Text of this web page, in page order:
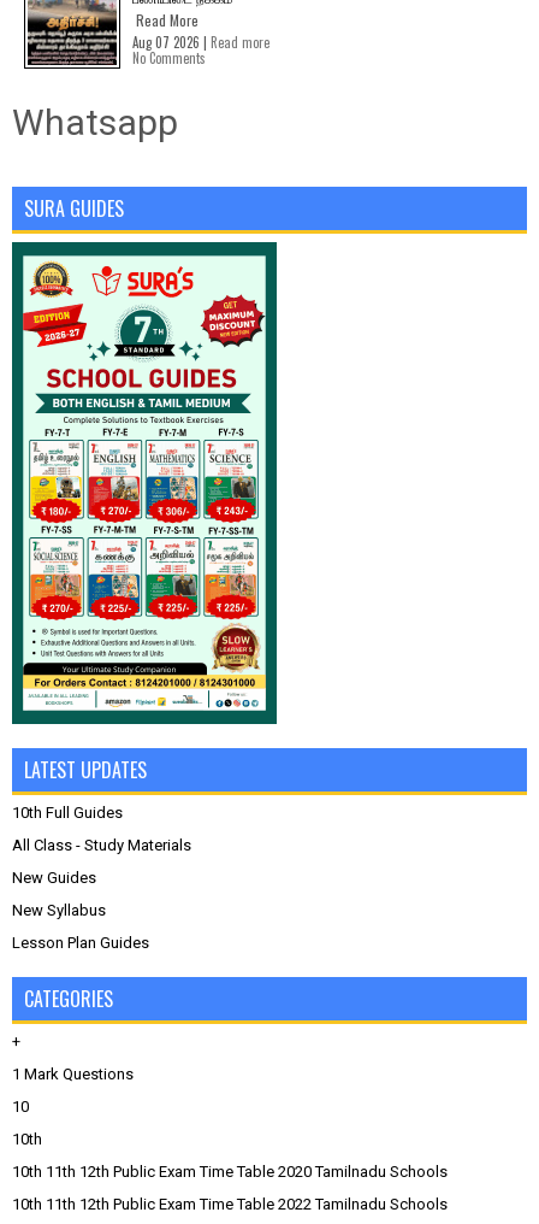
Read More
Aug 07 2026 | Read more
No Comments
Whatsapp
SURA GUIDES
LATEST UPDATES
10th Full Guides
All Class - Study Materials
New Guides
New Syllabus
Lesson Plan Guides
CATEGORIES
+
1 Mark Questions
10
10th
10th 11th 12th Public Exam Time Table 2020 Tamilnadu Schools
10th 11th 12th Public Exam Time Table 2022 Tamilnadu Schools